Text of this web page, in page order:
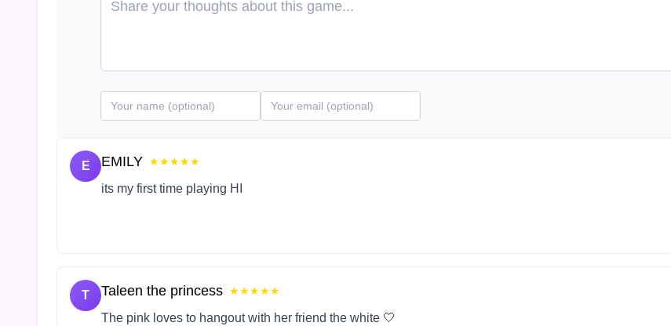
E EMILY ★★★★★
its my first time playing HI
T Taleen the princess ★★★★★
The pink loves to hangout with her friend the white 🤍